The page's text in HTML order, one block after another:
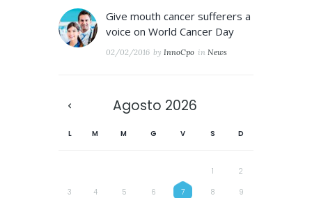
Give mouth cancer sufferers a
voice on World Cancer Day
02/02/2016 by InnoCpo in News
Agosto 2026
L M M G V S D
1 2
3 4 5 6 7 8 9